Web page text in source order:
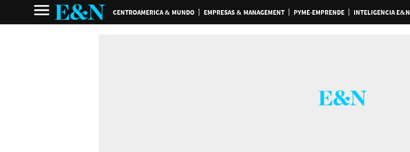
CENTROAMERICA & MUNDO EMPRESAS & MANAGEMENT PYME-EMPRENDE INTELIGENCIA E&N